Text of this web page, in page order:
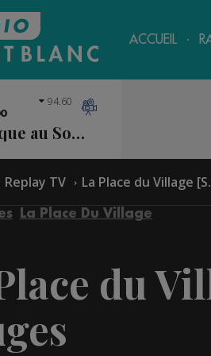
ACCUEIL
La Musique au Sommet
94.60
Replay TV La Place du Village
La Place Du Village
du